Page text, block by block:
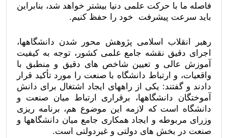
فاصله ما با حرکت علمی دنیا بیشتر خواهد شد، بنابراین
باید سرعت پیشرفت خود را حفظ کنیم.
رهبر انقلاب اسلامی پژوهش محور شدن دانشگاهها،
اجرای دقیق نقشه جامع علمی کشور، توجه به کیفیت
آموزش عالی و تعیین شاخص های دقیق و منطبق با
واقعیات، و ارتباط دانشگاه با صنعت را مورد تأکید قرار
دادند و گفتند: یکی از راههای ایجاد اشتغال برای دانش
آموختگان دانشگاهها، برقراری ارتباط میان صنعت و
دانشگاه است که لازمه این موضوع هم، برنامه ریزی
وزرای مربوطه و ایجاد همکاری جامع میان دانشگاهها و
صنعت در بخش های دولتی و غیردولتی است.